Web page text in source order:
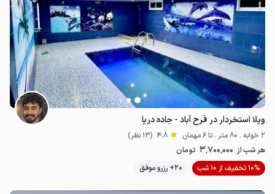
ویلا استخردار در فرح آباد - جاده دریا
2 خوابه . 80 متر . تا 6 مهمان 4.8 (13 نظر)
هر شب از 3٬700٬000 تومان
10% تخفیف از 10 شب
20+ رزرو موفق